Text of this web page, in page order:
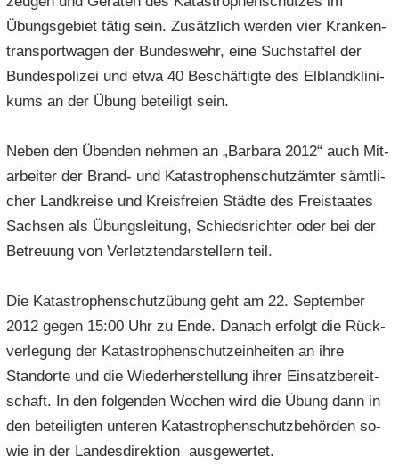
Übungs­ge­biet tätig sein. Zu­sätz­lich wer­den vier Kran­ken­
trans­port­wa­gen der Bun­des­wehr, eine Such­staf­fel der
Bun­des­po­li­zei und etwa 40 Be­schäf­tig­te des Elb­land­kli­ni­
kums an der Übung be­tei­ligt sein.
Neben den Üben­den neh­men an „Bar­ba­ra 2012“ auch Mit­
ar­bei­ter der Brand-​ und Ka­tastrophenschutzämter sämt­li­
cher Land­krei­se und Kreis­frei­en Städ­te des Frei­staa­tes
Sach­sen als Übungs­lei­tung, Schieds­rich­ter oder bei der
Be­treu­ung von Verletztendar­stellern teil.
Die Ka­ta­stro­phen­schutz­übung geht am 22. Sep­tem­ber
2012 gegen 15:00 Uhr zu Ende. Da­nach er­folgt die Rück­
ver­le­gung der Ka­ta­stro­phen­schutz­ein­hei­ten an ihre
Stand­or­te und die Wie­der­her­stel­lung ihrer Ein­satz­be­reit­
schaft. In den fol­gen­den Wo­chen wird die Übung dann in
den be­tei­lig­ten un­te­ren Ka­ta­stro­phen­schutz­be­hör­den so­
wie in der Lan­des­di­rek­ti­on aus­ge­wer­tet.